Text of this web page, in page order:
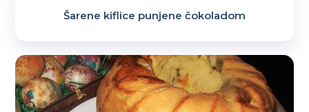
Šarene kiflice punjene čokoladom